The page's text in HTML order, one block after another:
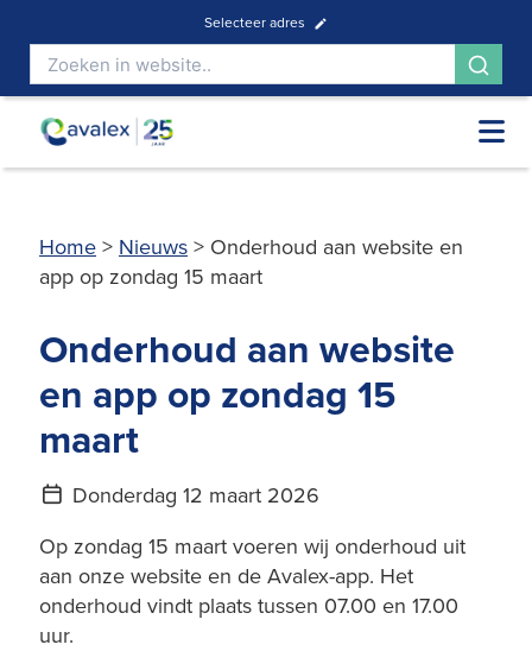
Selecteer adres
Home > Nieuws > Onderhoud aan website en
app op zondag 15 maart
Onderhoud aan website
en app op zondag 15
maart
Donderdag 12 maart 2026
Op zondag 15 maart voeren wij onderhoud uit
aan onze website en de Avalex-app. Het
onderhoud vindt plaats tussen 07.00 en 17.00
uur.